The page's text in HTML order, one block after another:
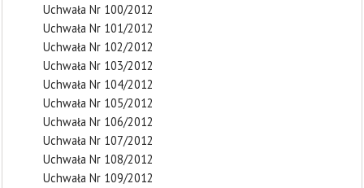
Uchwała Nr 100/2012
Uchwała Nr 101/2012
Uchwała Nr 102/2012
Uchwała Nr 103/2012
Uchwała Nr 104/2012
Uchwała Nr 105/2012
Uchwała Nr 106/2012
Uchwała Nr 107/2012
Uchwała Nr 108/2012
Uchwała Nr 109/2012